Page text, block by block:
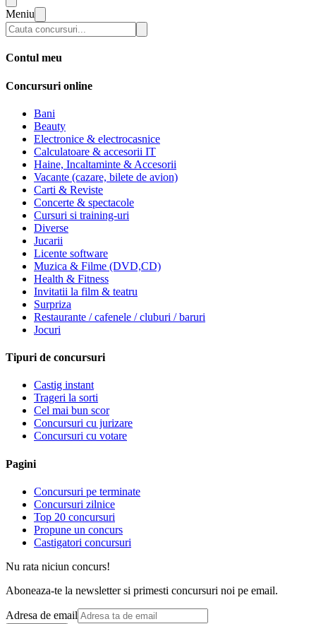
Meniu
Contul meu
Concursuri online
Bani
Beauty
Electronice & electrocasnice
Calculatoare & accesorii IT
Haine, Incaltaminte & Accesorii
Vacante (cazare, bilete de avion)
Carti & Reviste
Concerte & spectacole
Cursuri si training-uri
Diverse
Jucarii
Licente software
Muzica & Filme (DVD,CD)
Health & Fitness
Invitatii la film & teatru
Surpriza
Restaurante / cafenele / cluburi / baruri
Jocuri
Tipuri de concursuri
Castig instant
Trageri la sorti
Cel mai bun scor
Concursuri cu jurizare
Concursuri cu votare
Pagini
Concursuri pe terminate
Concursuri zilnice
Top 20 concursuri
Propune un concurs
Castigatori concursuri
Nu rata niciun concurs!
Aboneaza-te la newsletter si primesti concursuri noi pe email.
Adresa de email